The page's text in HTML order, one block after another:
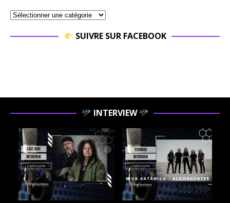
SUIVRE SUR FACEBOOK
INTERVIEW